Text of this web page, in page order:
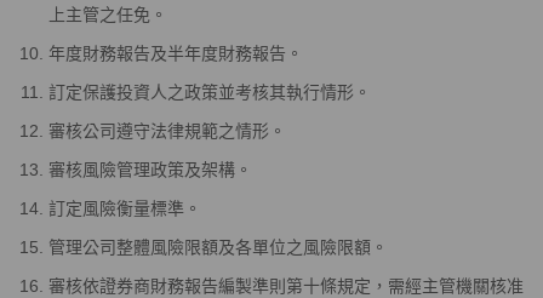
上主管之任免。
年度財務報告及半年度財務報告。
訂定保護投資人之政策並考核其執行情形。
審核公司遵守法律規範之情形。
審核風險管理政策及架構。
訂定風險衡量標準。
管理公司整體風險限額及各單位之風險限額。
審核依證券商財務報告編製準則第十條規定，需經主管機關核准